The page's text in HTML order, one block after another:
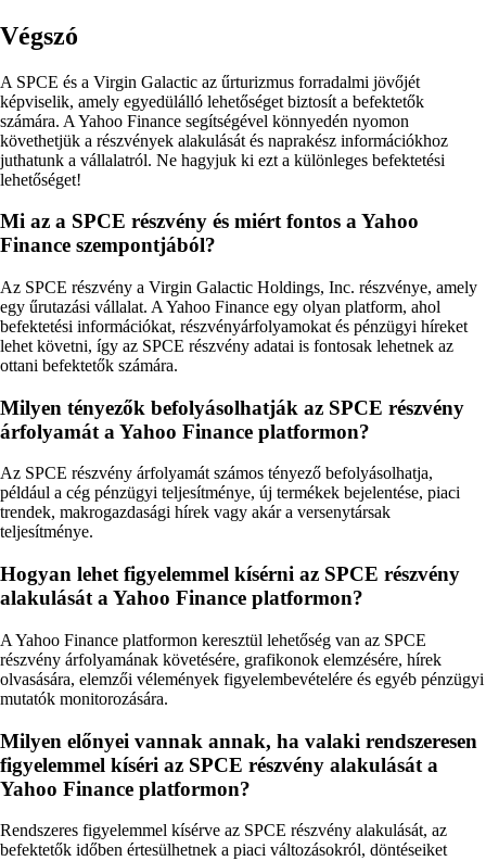
Végszó
A SPCE és a Virgin Galactic az űrturizmus forradalmi jövőjét
képviselik, amely egyedülálló lehetőséget biztosít a befektetők
számára. A Yahoo Finance segítségével könnyedén nyomon
követhetjük a részvények alakulását és naprakész információkhoz
juthatunk a vállalatról. Ne hagyjuk ki ezt a különleges befektetési
lehetőséget!
Mi az a SPCE részvény és miért fontos a Yahoo
Finance szempontjából?
Az SPCE részvény a Virgin Galactic Holdings, Inc. részvénye, amely
egy űrutazási vállalat. A Yahoo Finance egy olyan platform, ahol
befektetési információkat, részvényárfolyamokat és pénzügyi híreket
lehet követni, így az SPCE részvény adatai is fontosak lehetnek az
ottani befektetők számára.
Milyen tényezők befolyásolhatják az SPCE részvény
árfolyamát a Yahoo Finance platformon?
Az SPCE részvény árfolyamát számos tényező befolyásolhatja,
például a cég pénzügyi teljesítménye, új termékek bejelentése, piaci
trendek, makrogazdasági hírek vagy akár a versenytársak
teljesítménye.
Hogyan lehet figyelemmel kísérni az SPCE részvény
alakulását a Yahoo Finance platformon?
A Yahoo Finance platformon keresztül lehetőség van az SPCE
részvény árfolyamának követésére, grafikonok elemzésére, hírek
olvasására, elemzői vélemények figyelembevételére és egyéb pénzügyi
mutatók monitorozására.
Milyen előnyei vannak annak, ha valaki rendszeresen
figyelemmel kíséri az SPCE részvény alakulását a
Yahoo Finance platformon?
Rendszeres figyelemmel kísérve az SPCE részvény alakulását, az
befektetők időben értesülhetnek a piaci változásokról, döntéseiket